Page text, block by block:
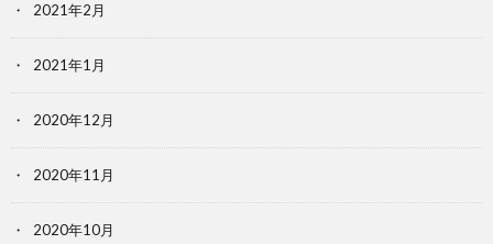
2021年2月
2021年1月
2020年12月
2020年11月
2020年10月